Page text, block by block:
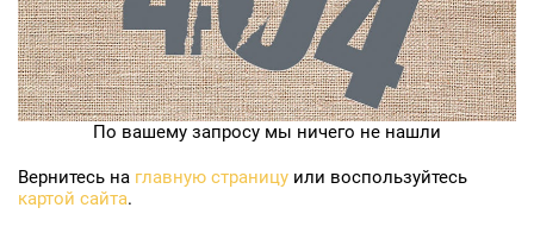
По вашему запросу мы ничего не нашли
Вернитесь на главную страницу или воспользуйтесь
картой сайта.